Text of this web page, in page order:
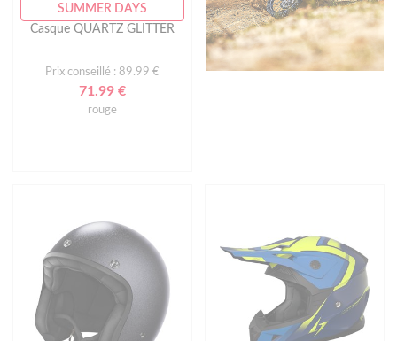
SUMMER DAYS
Casque QUARTZ GLITTER
Prix conseillé : 89.99 €
71.99 €
rouge